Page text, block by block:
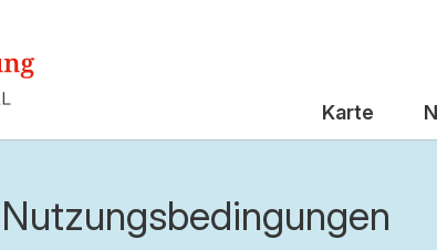
Karte
Nutzungsbedingungen